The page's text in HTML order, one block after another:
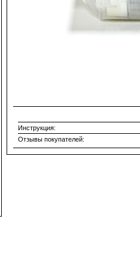
Инструкция:
Отзывы покупателей: